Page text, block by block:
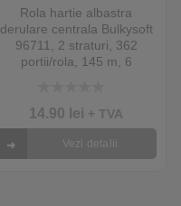
Rola hartie albastra
derulare centrala Bulkysoft
96711, 2 straturi, 362
portii/rola, 145 m, 6
alimentara si Ecolabel
14.90 lei + TVA
Vezi detalii